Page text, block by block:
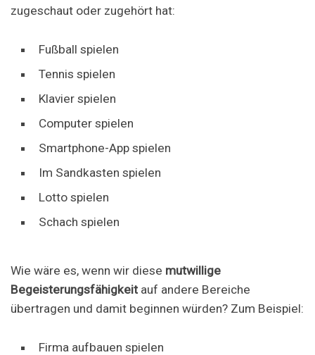
zugeschaut oder zugehört hat:
Fußball spielen
Tennis spielen
Klavier spielen
Computer spielen
Smartphone-App spielen
Im Sandkasten spielen
Lotto spielen
Schach spielen
Wie wäre es, wenn wir diese mutwillige
Begeisterungsfähigkeit auf andere Bereiche
übertragen und damit beginnen würden? Zum Beispiel:
Firma aufbauen spielen